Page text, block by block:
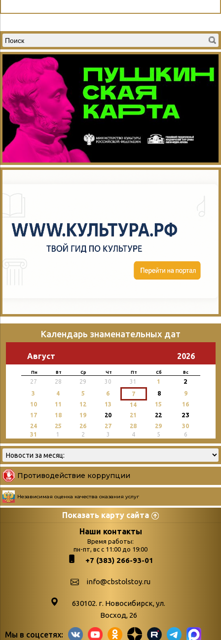
Календарь знаменательных дат
Август 2026
Пн Вт Ср Чт Пт Сб Вс
27 28 29 30 31 1 2
3 4 5 6 7 8
9
10
11 12 13 14 15
16
17
18 19 20 21 22 23
24 25 26 27 28 29
30
31
1 2 3 4 5 6
Противодействие коррупции
Независимая оценка качества оказания услуг
Показать карту сайта
Страницы
podvedenie-itogov-festivalya-
paskhalnaya-palitra
поступлений
Война. Народ.
Наши контакты
Время работы:
пн-пт, вс с 11:00 до 19:00
+7 (383) 266-93-01
info@cbstolstoy.ru
630102. г. Новосибирск, ул.
Восход, 26
Мы в соцсетях: